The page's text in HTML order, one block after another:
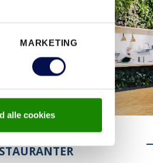
MARKETING
alle cookies
TIL